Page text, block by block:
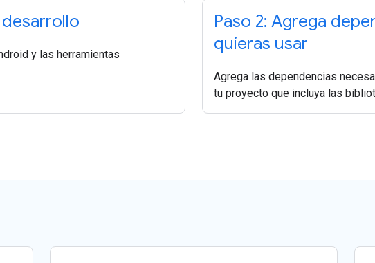
y las herramientas
Paso 2: Agrega
quieras usar
Agrega las dependencias
tu proyecto que incluya las